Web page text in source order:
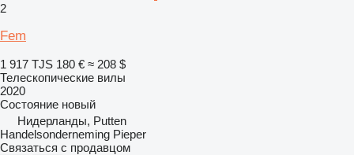
2
Fem
1 917 TJS 180 € ≈ 208 $
Телескопические вилы
2020
Состояние новый
Нидерланды, Putten
Handelsonderneming Pieper
Связаться с продавцом